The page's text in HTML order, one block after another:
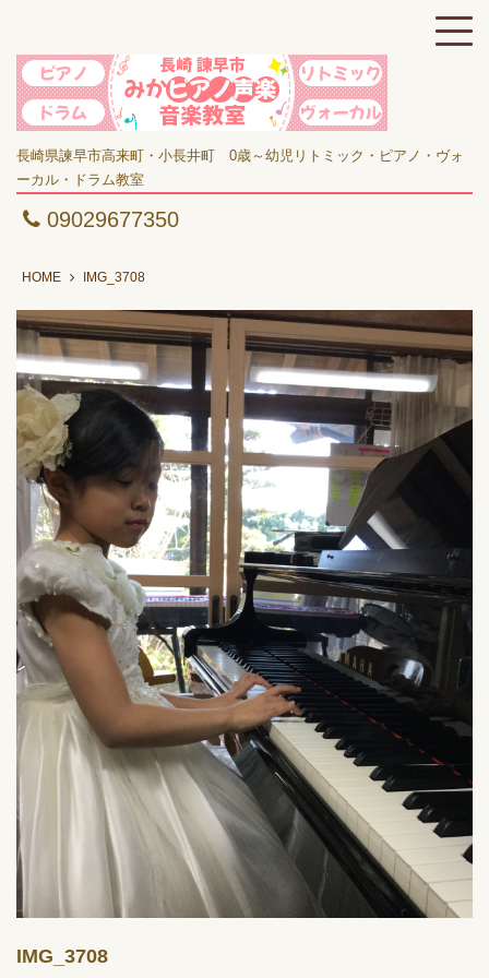
長崎県諫早市高来町・小長井町 0歳～幼児リトミック・ピアノ・ヴォ
ーカル・ドラム教室
09029677350
HOME IMG_3708
IMG_3708